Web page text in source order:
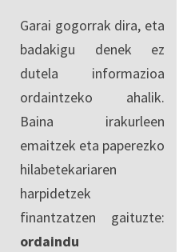
Garai gogorrak dira, eta
badakigu denek ez
dutela informazioa
ordaintzeko ahalik.
Baina irakurleen
emaitzek eta paperezko
hilabetekariaren
harpidetzek
finantzatzen gaituzte:
ordaindu